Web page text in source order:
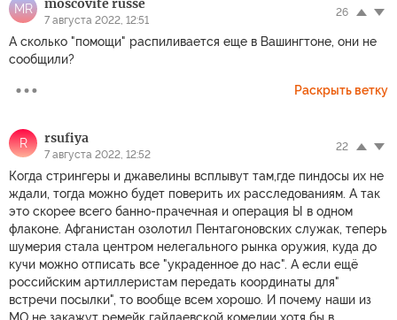
MR moscovite russe
7 августа 2022, 12:51
26
А сколько "помощи" распиливается еще в Вашингтоне, они не
сообщили?
Раскрыть ветку
R rsufiya
7 августа 2022, 12:52
22
Когда стрингеры и джавелины всплывут там,где пиндосы их не
ждали, тогда можно будет поверить их расследованиям. А так
это скорее всего банно-прачечная и операция Ы в одном
флаконе. Афганистан озолотил Пентагоновских служак, теперь
шумерия стала центром нелегального рынка оружия, куда до
кучи можно отписать все "украденное до нас". А если ещё
российским артиллеристам передать координаты для"
встречи посылки", то вообще всем хорошо. И почему наши из